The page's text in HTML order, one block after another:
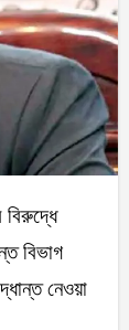
বিভাগ
নেওয়া